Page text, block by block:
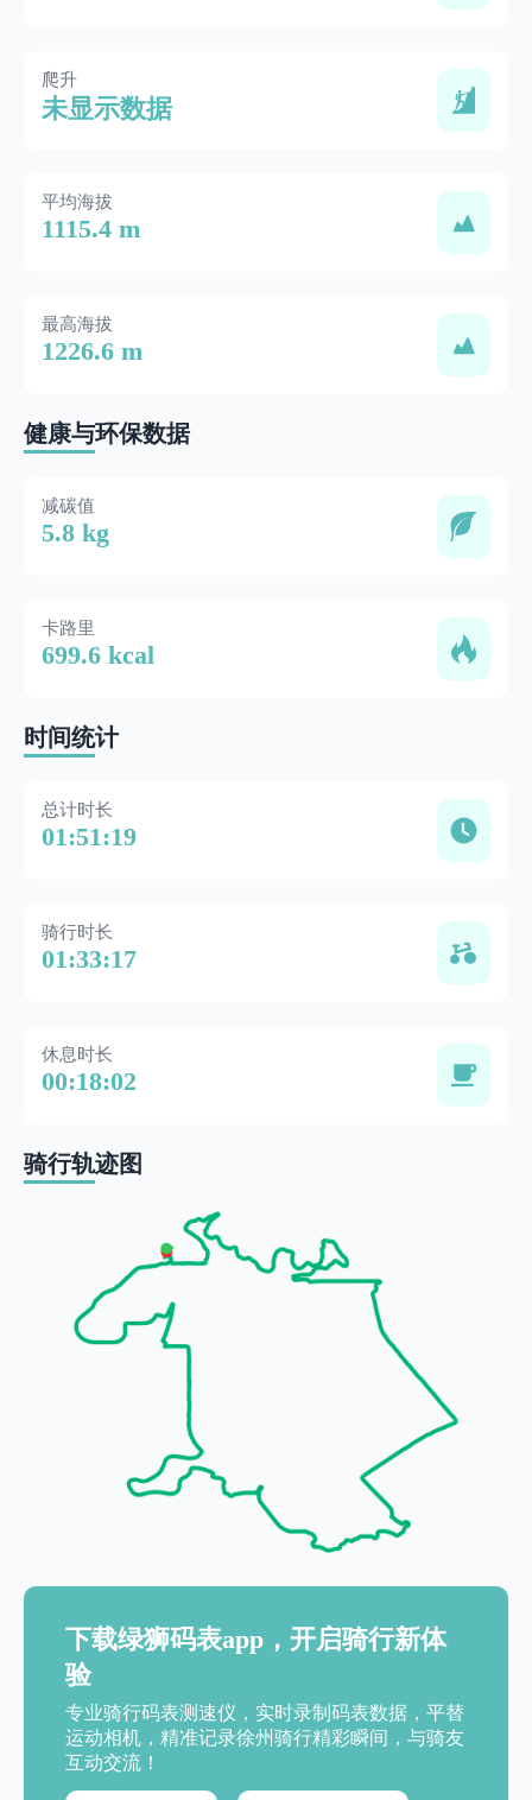
爬升
未显示数据
平均海拔
1115.4 m
最高海拔
1226.6 m
健康与环保数据
减碳值
5.8 kg
卡路里
699.6 kcal
时间统计
总计时长
01:51:19
骑行时长
01:33:17
休息时长
00:18:02
骑行轨迹图
下载绿狮码表app，开启骑行新体
验
专业骑行码表测速仪，实时录制码表数据，平替
运动相机，精准记录徐州骑行精彩瞬间，与骑友
互动交流！